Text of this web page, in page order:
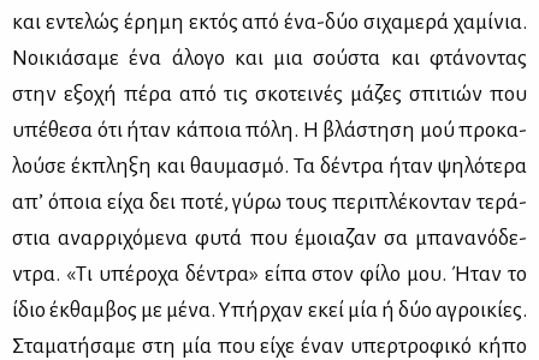
και εντε­λώς έρη­μη εκτός από ένα-δύο σι­χα­με­ρά χα­μί­νια.
Νοι­κιά­σα­με ένα άλο­γο και μια σού­στα και φτά­νο­ντας
στην εξο­χή πέ­ρα από τις σκο­τει­νές μά­ζες σπι­τιών που
υπέ­θε­σα ότι ήταν κά­ποια πό­λη. Η βλά­στη­ση μού προ­κα­
λού­σε έκ­πλη­ξη και θαυ­μα­σμό. Τα δέ­ντρα ήταν ψη­λό­τε­ρα
απ’ όποια εί­χα δει πο­τέ, γύ­ρω τους πε­ρι­πλέ­κο­νταν τε­ρά­
στια αναρ­ρι­χό­με­να φυ­τά που έμοια­ζαν σα μπα­να­νό­δε­
ντρα. «Τι υπέ­ρο­χα δέ­ντρα» εί­πα στον φί­λο μου. Ήταν το
ίδιο έκ­θαμ­βος με μέ­να. Υπήρ­χαν εκεί μία ή δύο αγροι­κί­ες.
Στα­μα­τή­σα­με στη μία που εί­χε έναν υπερ­τρο­φι­κό κή­πο